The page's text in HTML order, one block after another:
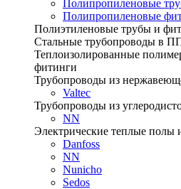
Полипропиленовые
Полипропиленовые
Полиэтиленовые трубы и
Стальные трубопроводы в
Теплоизолированные
фитинги
Трубопроводы из
Valtec
Трубопроводы из
NN
Электрические теплые полы
Danfoss
NN
Nunicho
Sedos